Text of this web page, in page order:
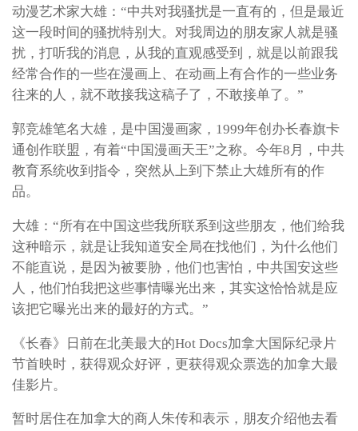
动漫艺术家大雄：“中共对我骚扰是一直有的，但是最近
这一段时间的骚扰特别大。对我周边的朋友家人就是骚
扰，打听我的消息，从我的直观感受到，就是以前跟我
经常合作的一些在漫画上、在动画上有合作的一些业务
往来的人，就不敢接我这稿子了，不敢接单了。”
郭竞雄笔名大雄，是中国漫画家，1999年创办长春旗卡
通创作联盟，有着“中国漫画天王”之称。今年8月，中共
教育系统收到指令，突然从上到下禁止大雄所有的作
品。
大雄：“所有在中国这些我所联系到这些朋友，他们给我
这种暗示，就是让我知道安全局在找他们，为什么他们
不能直说，是因为被要胁，他们也害怕，中共国安这些
人，他们怕我把这些事情曝光出来，其实这恰恰就是应
该把它曝光出来的最好的方式。”
《长春》日前在北美最大的Hot Docs加拿大国际纪录片
节首映时，获得观众好评，更获得观众票选的加拿大最
佳影片。
暂时居住在加拿大的商人朱传和表示，朋友介绍他去看